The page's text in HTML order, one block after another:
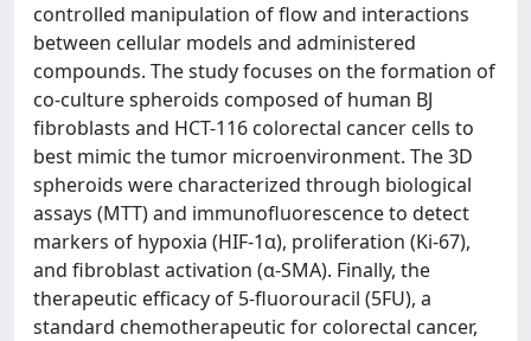
controlled manipulation of flow and interactions
between cellular models and administered
compounds. The study focuses on the formation of
co-culture spheroids composed of human BJ
fibroblasts and HCT-116 colorectal cancer cells to
best mimic the tumor microenvironment. The 3D
spheroids were characterized through biological
assays (MTT) and immunofluorescence to detect
markers of hypoxia (HIF-1α), proliferation (Ki-67),
and fibroblast activation (α-SMA). Finally, the
therapeutic efficacy of 5-fluorouracil (5FU), a
standard chemotherapeutic for colorectal cancer,